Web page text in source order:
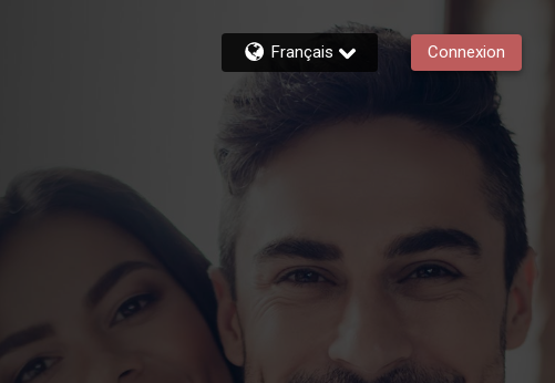
Français Connexion